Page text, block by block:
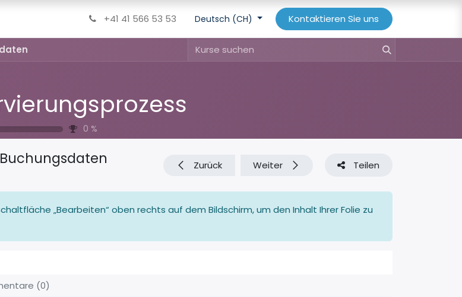
+41 41 566 53 53 Deutsch (CH) Kontaktieren Sie uns
0 %
Zurück Weiter Teilen
„Bearbeiten“ oben rechts auf dem Bildschirm, um den Inhalt Ihrer Folie zu
(0)